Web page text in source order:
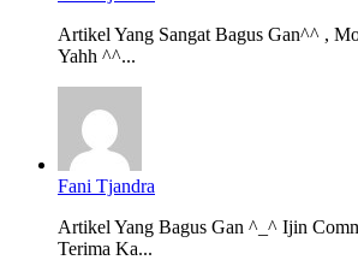
Artikel Yang Sangat Bagus Gan^^ ,
Yahh ^^...
Fani Tjandra
Artikel Yang Bagus Gan ^_^ Ijin
Terima Ka...